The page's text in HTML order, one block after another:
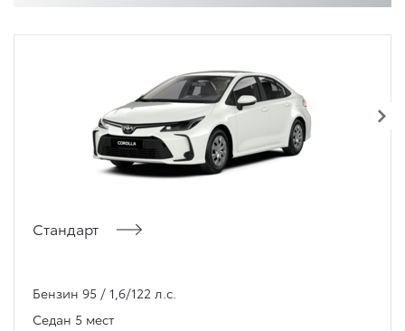
Стандарт
Бензин 95 / 1,6/122 л.с.
Седан 5 мест